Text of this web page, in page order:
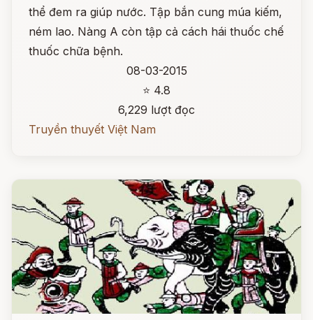
thể đem ra giúp nước. Tập bắn cung múa kiếm,
ném lao. Nàng A còn tập cả cách hái thuốc chế
thuốc chữa bệnh.
08-03-2015
⭐ 4.8
6,229 lượt đọc
Truyền thuyết Việt Nam